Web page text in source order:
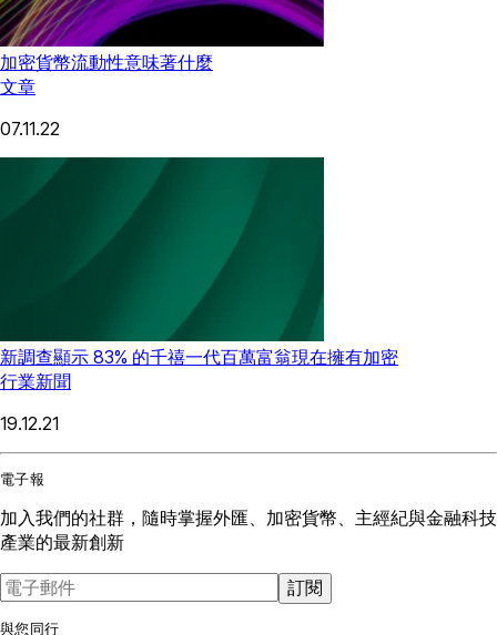
加密貨幣流動性意味著什麼
文章
07.11.22
新調查顯示 83% 的千禧一代百萬富翁現在擁有加密
行業新聞
19.12.21
電子報
加入我們的社群，隨時掌握外匯、加密貨幣、主經紀與金融科技
產業的最新創新
訂閱
與您同行